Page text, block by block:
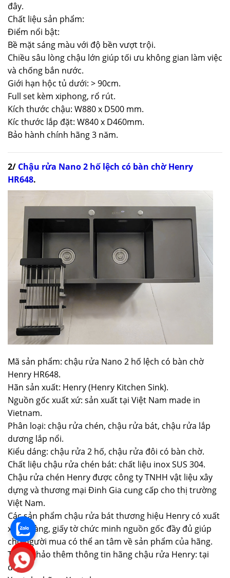
đây.
Chất liệu sản phẩm:
Điểm nổi bật:
Bề mặt sáng màu với độ bền vượt trội.
Chiều sâu lòng chậu lớn giúp tối ưu không gian làm việc
và chống bắn nước.
Giới hạn hộc tủ dưới: > 90cm.
Full set kèm xiphong, rổ rút.
Kích thước chậu: W880 x D500 mm.
Kíc thước lắp đặt: W840 x D460mm.
Bảo hành chính hãng 3 năm.
2/ Chậu rửa Nano 2 hố lệch có bàn chờ Henry
HR648.
Mã sản phẩm: chậu rửa Nano 2 hố lệch có bàn chờ
Henry HR648.
Hãn sản xuất: Henry (Henry Kitchen Sink).
Nguồn gốc xuất xứ: sản xuất tại Việt Nam made in
Vietnam.
Phân loại: chậu rửa chén, chậu rửa bát, chậu rửa lắp
dương lắp nổi.
Kiểu dáng: chậu rửa 2 hố, chậu rửa đôi có bàn chờ.
Chất liệu chậu rửa chén bát: chất liệu inox SUS 304.
Chậu rửa chén Henry được công ty TNHH vật liệu xây
dựng và thương mại Đinh Gia cung cấp cho thị trường
Việt Nam.
Các sản phẩm chậu rửa bát thương hiệu Henry có xuất
xứ rõ ràng, giấy tờ chức minh nguồn gốc đầy đủ giúp
cho người mua có thể an tâm về sản phẩm của hãng.
Tham khảo thêm thông tin hãng chậu rửa Henry: tại
đây.